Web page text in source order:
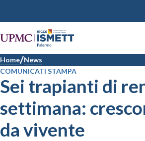
Home News
COMUNICATI STAMPA
Sei trapianti di
settimana:
da vivente